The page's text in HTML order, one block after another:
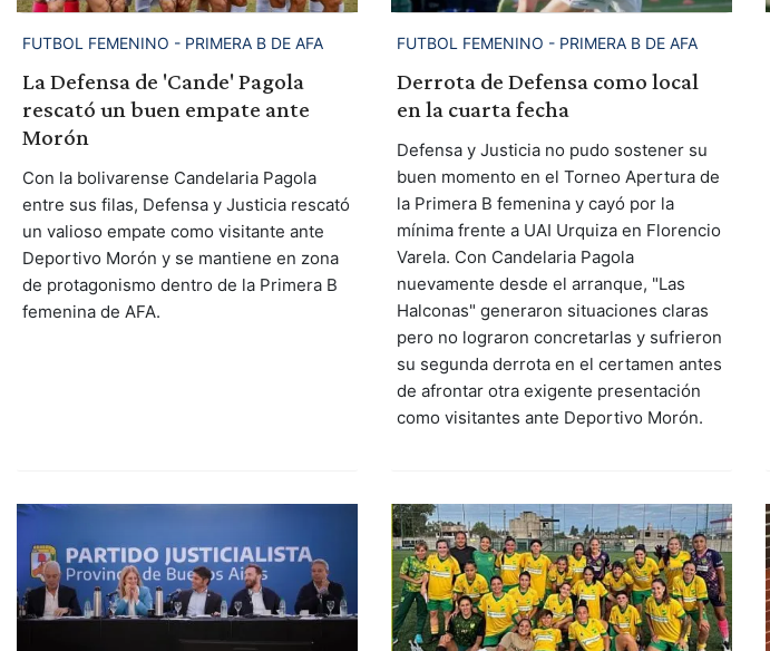
FUTBOL FEMENINO - PRIMERA B DE AFA
La Defensa de 'Cande' Pagola
rescató un buen empate ante
Morón
Con la bolivarense Candelaria Pagola
entre sus filas, Defensa y Justicia rescató
un valioso empate como visitante ante
Deportivo Morón y se mantiene en zona
de protagonismo dentro de la Primera B
femenina de AFA.
FUTBOL FEMENINO - PRIMERA B DE AFA
Derrota de Defensa como local
en la cuarta fecha
Defensa y Justicia no pudo sostener su
buen momento en el Torneo Apertura de
la Primera B femenina y cayó por la
mínima frente a UAI Urquiza en Florencio
Varela. Con Candelaria Pagola
nuevamente desde el arranque, "Las
Halconas" generaron situaciones claras
pero no lograron concretarlas y sufrieron
su segunda derrota en el certamen antes
de afrontar otra exigente presentación
como visitantes ante Deportivo Morón.